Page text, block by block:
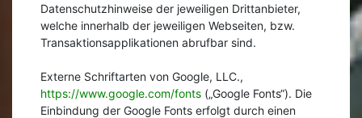
Datenschutzhinweise der jeweiligen Drittanbieter,
welche innerhalb der jeweiligen Webseiten, bzw.
Transaktionsapplikationen abrufbar sind.
Externe Schriftarten von Google, LLC.,
https://www.google.com/fonts („Google Fonts“). Die
Einbindung der Google Fonts erfolgt durch einen